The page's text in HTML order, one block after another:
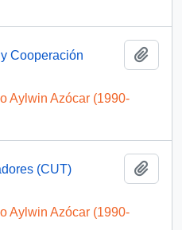
Cooperación
Aylwin Azócar (1990-
(CUT)
Aylwin Azócar (1990-